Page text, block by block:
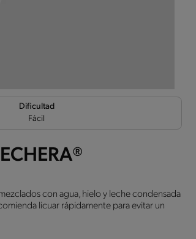
Dificultad
Fácil
con agua, hielo y leche condensada
licuar rápidamente para evitar un